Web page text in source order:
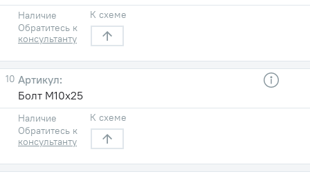
Наличие
Обратитесь к
консультанту
К схеме
10
Болт М10х25
Наличие
Обратитесь к
консультанту
К схеме